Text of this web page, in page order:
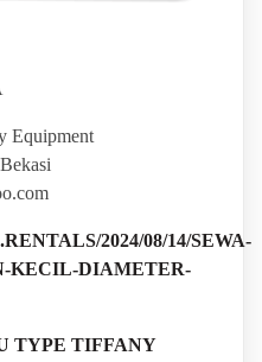
Equipment
2024/08/14/SEWA-
KECIL-DIAMETER-
TYPE TIFFANY